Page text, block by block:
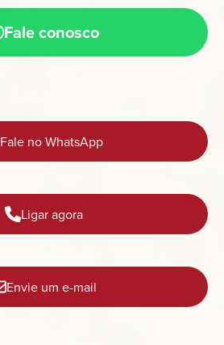
Fale conosco
Fale no WhatsApp
Ligar agora
Envie um e-mail